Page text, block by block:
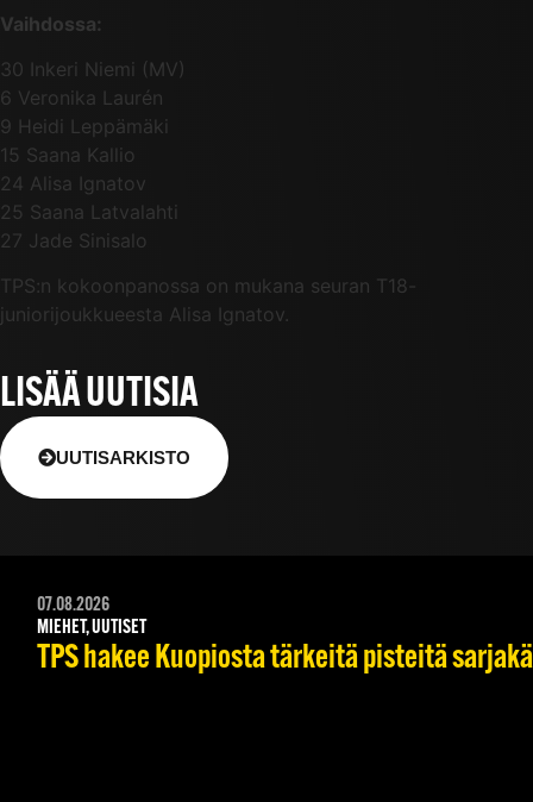
Vaihdossa:
30 Inkeri Niemi (MV)
6 Veronika Laurén
9 Heidi Leppämäki
15 Saana Kallio
24 Alisa Ignatov
25 Saana Latvalahti
27 Jade Sinisalo
TPS:n kokoonpanossa on mukana seuran T18-
juniorijoukkueesta Alisa Ignatov.
LISÄÄ UUTISIA
UUTISARKISTO
07.08.2026
MIEHET, UUTISET
TPS hakee Kuopiosta tärkeitä pisteitä